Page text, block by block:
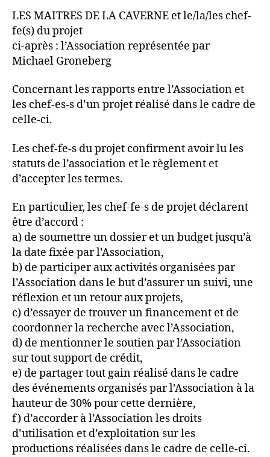
LES MAITRES DE LA CAVERNE et le/la/les chef-
fe(s) du projet
ci-après : l’Association représentée par
Michael Groneberg
Concernant les rapports entre l’Association et
les chef-es-s d’un projet réalisé dans le cadre de
celle-ci.
Les chef-fe-s du projet confirment avoir lu les
statuts de l’association et le règlement et
d’accepter les termes.
En particulier, les chef-fe-s de projet déclarent
être d’accord :
a) de soumettre un dossier et un budget jusqu’à
la date fixée par l’Association,
b) de participer aux activités organisées par
l’Association dans le but d’assurer un suivi, une
réflexion et un retour aux projets,
c) d’essayer de trouver un financement et de
coordonner la recherche avec l’Association,
d) de mentionner le soutien par l’Association
sur tout support de crédit,
e) de partager tout gain réalisé dans le cadre
des événements organisés par l’Association à la
hauteur de 30% pour cette dernière,
f) d’accorder à l’Association les droits
d’utilisation et d’exploitation sur les
productions réalisées dans le cadre de celle-ci.